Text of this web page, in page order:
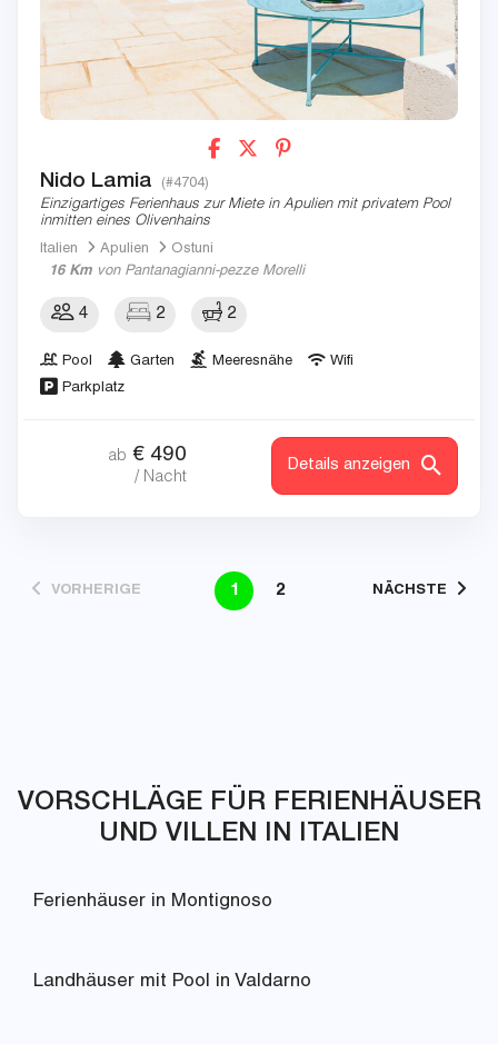
Nido Lamia (#4704)
Einzigartiges Ferienhaus zur Miete in Apulien mit privatem Pool
inmitten eines Olivenhains
Italien
Apulien
Ostuni
16 Km von Pantanagianni-pezze Morelli
4 2 2
Pool Garten Meeresnähe
Wifi
Parkplatz
ab € 490
/ Nacht
Details anzeigen
VORHERIGE 1 2 NÄCHSTE
VORSCHLÄGE FÜR FERIENHÄUSER
UND VILLEN IN ITALIEN
Ferienhäuser in Montignoso
Landhäuser mit Pool in Valdarno